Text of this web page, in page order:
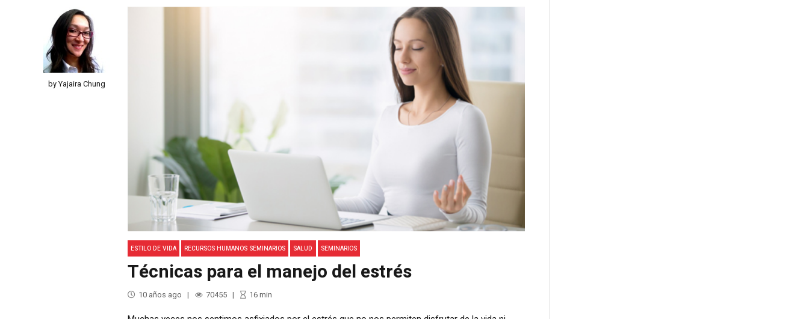
by Yajaira Chung
ESTILO DE VIDA RECURSOS HUMANOS SEMINARIOS SALUD SEMINARIOS
Técnicas para el manejo del estrés
10 años ago 70455 16min